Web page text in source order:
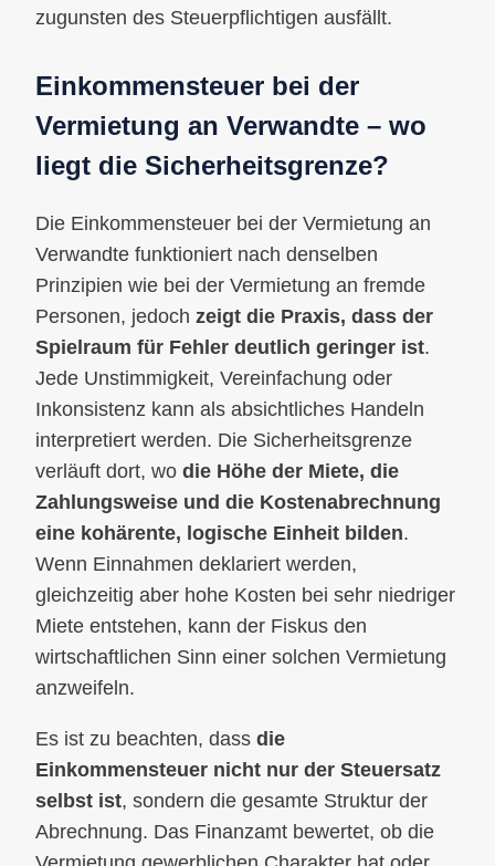
zugunsten des Steuerpflichtigen ausfällt.
Einkommensteuer bei der
Vermietung an Verwandte – wo
liegt die Sicherheitsgrenze?
Die Einkommensteuer bei der Vermietung an
Verwandte funktioniert nach denselben
Prinzipien wie bei der Vermietung an fremde
Personen, jedoch zeigt die Praxis, dass der
Spielraum für Fehler deutlich geringer ist.
Jede Unstimmigkeit, Vereinfachung oder
Inkonsistenz kann als absichtliches Handeln
interpretiert werden. Die Sicherheitsgrenze
verläuft dort, wo die Höhe der Miete, die
Zahlungsweise und die Kostenabrechnung
eine kohärente, logische Einheit bilden.
Wenn Einnahmen deklariert werden,
gleichzeitig aber hohe Kosten bei sehr niedriger
Miete entstehen, kann der Fiskus den
wirtschaftlichen Sinn einer solchen Vermietung
anzweifeln.
Es ist zu beachten, dass die
Einkommensteuer nicht nur der Steuersatz
selbst ist, sondern die gesamte Struktur der
Abrechnung. Das Finanzamt bewertet, ob die